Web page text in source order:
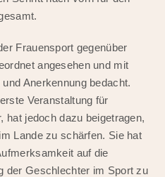
Frauensport gegenüber
angesehen und mit
Anerkennung bedacht.
Veranstaltung für
hat jedoch dazu beigetragen,
Lande zu schärfen. Sie hat
auf die
der Geschlechter im Sport zu